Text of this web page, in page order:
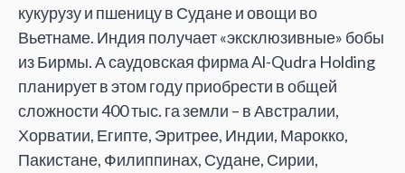
кукурузу и пшеницу в Судане и овощи во
Вьетнаме. Индия получает «эксклюзивные» бобы
из Бирмы. А саудовская фирма Al-Qudra Holding
планирует в этом году приобрести в общей
сложности 400 тыс. га земли – в Австралии,
Хорватии, Египте, Эритрее, Индии, Марокко,
Пакистане, Филиппинах, Судане, Сирии,